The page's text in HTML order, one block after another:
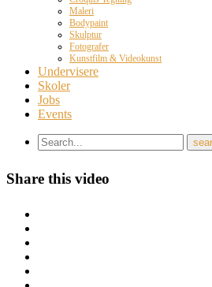
Maleri
Bodypaint
Skulptur
Fotografer
Kunstfilm & Videokunst
Undervisere
Skoler
Jobs
Events
Share this video